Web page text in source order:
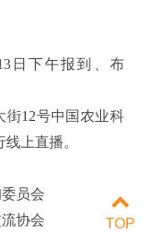
日下午报到、布
街12号中国农业科
上直播。
员会
协会
TOP